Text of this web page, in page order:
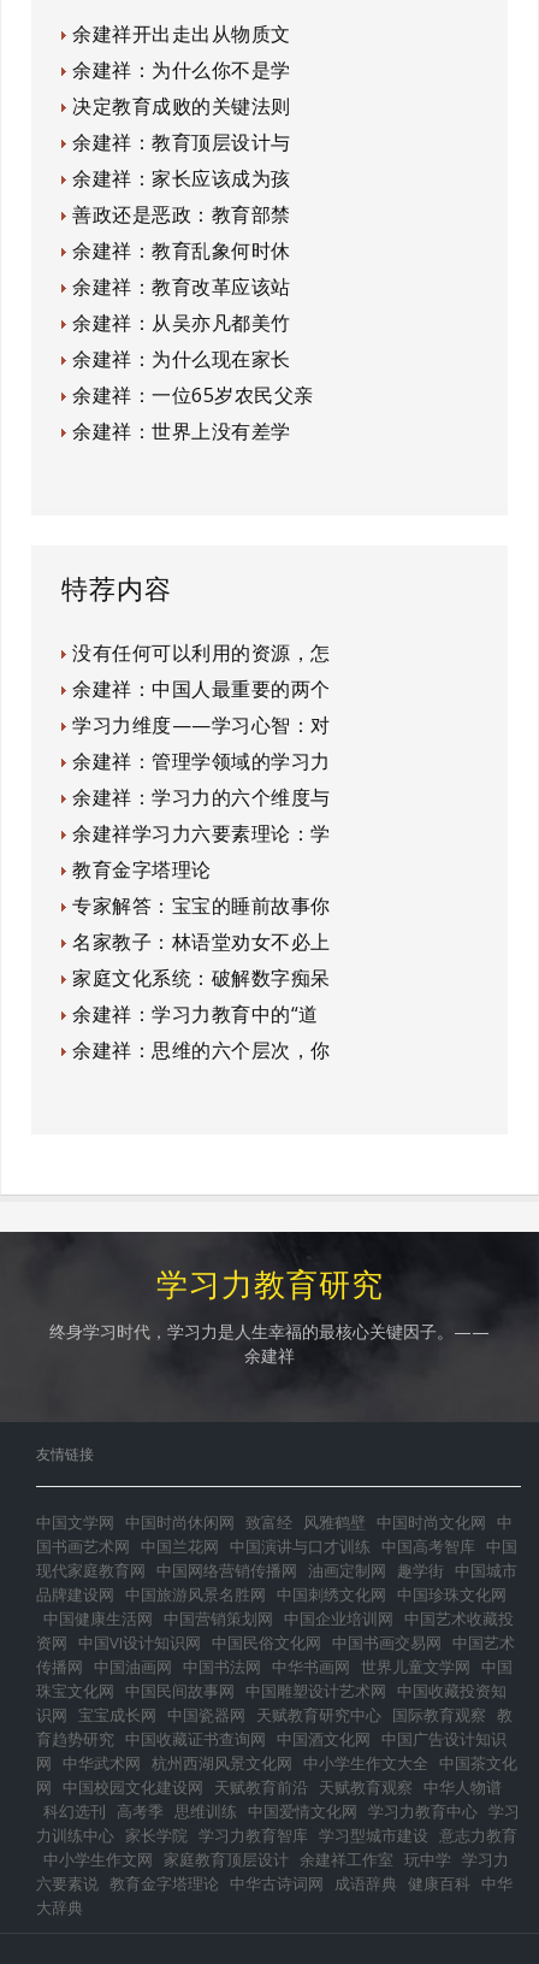
余建祥开出走出从物质文
余建祥：为什么你不是学
决定教育成败的关键法则
余建祥：教育顶层设计与
余建祥：家长应该成为孩
善政还是恶政：教育部禁
余建祥：教育乱象何时休
余建祥：教育改革应该站
余建祥：从吴亦凡都美竹
余建祥：为什么现在家长
余建祥：一位65岁农民父亲
余建祥：世界上没有差学
特荐内容
没有任何可以利用的资源，怎
余建祥：中国人最重要的两个
学习力维度——学习心智：对
余建祥：管理学领域的学习力
余建祥：学习力的六个维度与
余建祥学习力六要素理论：学
教育金字塔理论
专家解答：宝宝的睡前故事你
名家教子：林语堂劝女不必上
家庭文化系统：破解数字痴呆
余建祥：学习力教育中的“道
余建祥：思维的六个层次，你
学习力教育研究
终身学习时代，学习力是人生幸福的最核心关键因子。——
余建祥
友情链接
中国文学网 中国时尚休闲网 致富经 风雅鹤壁 中国时尚文化网
中
国书画艺术网
中国兰花网 中国演讲与口才训练 中国高考智库 中国
现代家庭教育网
中国网络营销传播网 油画定制网 趣学街
中国城市
品牌建设网
中国旅游风景名胜网 中国刺绣文化网
中国珍珠文化网
中国健康生活网
中国营销策划网 中国企业培训网
中国艺术收藏投
资网
中国VI设计知识网 中国民俗文化网 中国书画交易网
中国艺术
传播网
中国油画网 中国书法网 中华书画网 世界儿童文学网
中国
珠宝文化网
中国民间故事网 中国雕塑设计艺术网
中国收藏投资知
识网 宝宝成长网 中国瓷器网 天赋教育研究中心 国际教育观察 教
育趋势研究 中国收藏证书查询网 中国酒文化网
中国广告设计知识
网
中华武术网 杭州西湖风景文化网 中小学生作文大全
中国茶文化
网
中国校园文化建设网 天赋教育前沿 天赋教育观察
中华人物谱
科幻选刊
高考季 思维训练 中国爱情文化网 学习力教育中心 学习
力训练中心 家长学院 学习力教育智库 学习型城市建设 意志力教育
中小学生作文网
家庭教育顶层设计 余建祥工作室 玩中学 学习力
六要素说 教育金字塔理论 中华古诗词网 成语辞典 健康百科 中华
大辞典